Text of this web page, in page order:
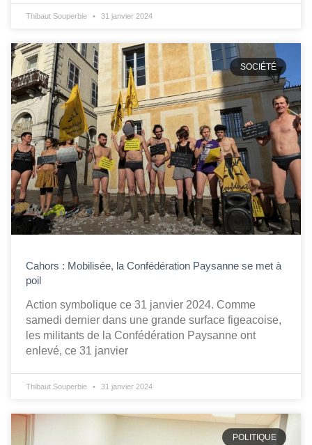
Thibaut Souperbie 31 janvier 2024
SOCIÉTÉ
Cahors : Mobilisée, la Confédération Paysanne se met à
poil
Action symbolique ce 31 janvier 2024. Comme
samedi dernier dans une grande surface figeacoise,
les militants de la Confédération Paysanne ont
enlevé, ce 31 janvier
Thibaut Souperbie 31 janvier 2024
POLITIQUE